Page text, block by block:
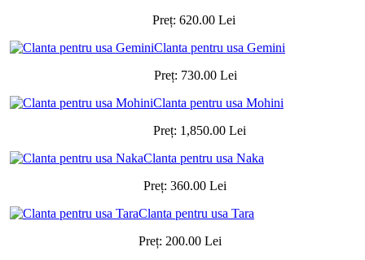
Preț: 620.00 Lei
Clanta pentru usa Gemini
Preț: 730.00 Lei
Clanta pentru usa Mohini
Preț: 1,850.00 Lei
Clanta pentru usa Naka
Preț: 360.00 Lei
Clanta pentru usa Tara
Preț: 200.00 Lei